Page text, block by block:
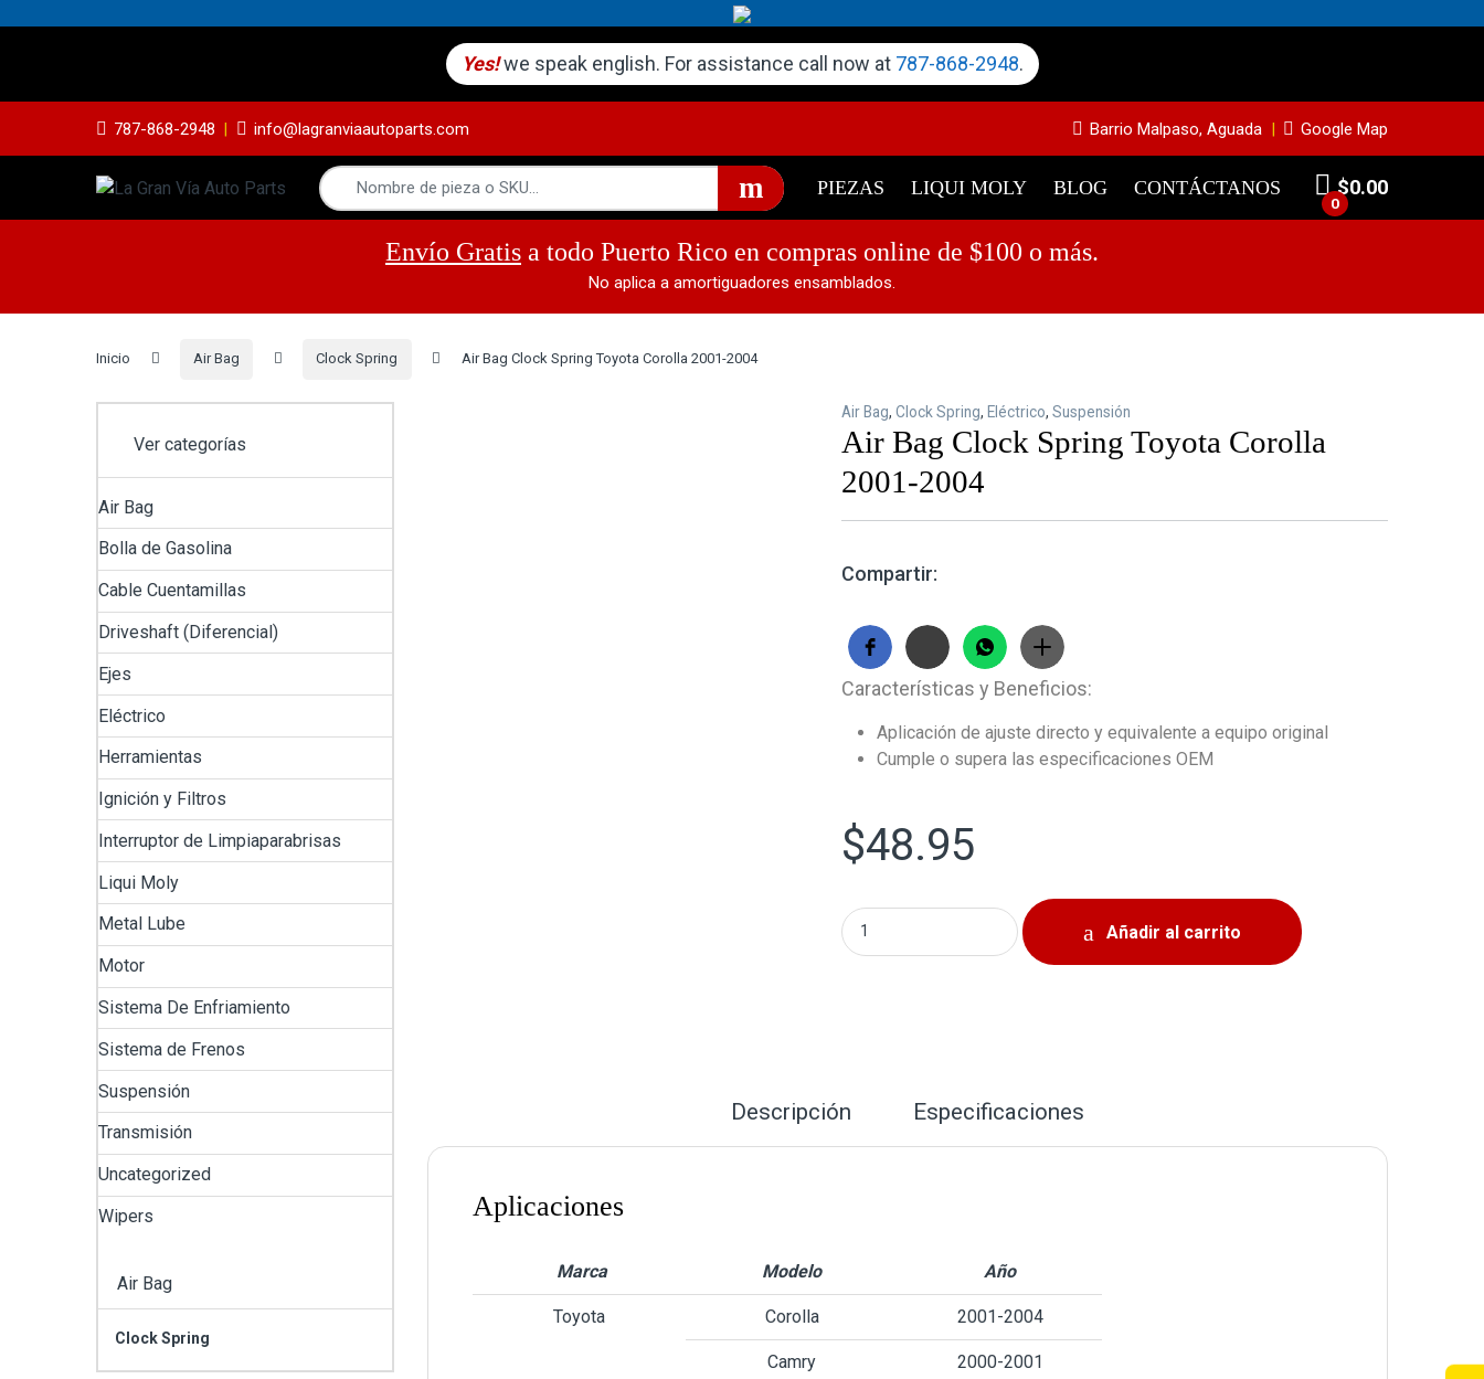
Yes! we speak english. For assistance call now at 787-868-2948.
787-868-2948 info@lagranviaautoparts.com Barrio Malpaso, Aguada Google Map
PIEZAS LIQUI MOLY BLOG CONTÁCTANOS
0
$0.00
Envío Gratis a todo Puerto Rico en compras online de $100 o más.
No aplica a amortiguadores ensamblados.
Inicio Air Bag Clock Spring Air Bag Clock Spring Toyota Corolla 2001-2004
Air Bag, Clock Spring, Eléctrico, Suspensión
Air Bag Clock Spring Toyota Corolla
2001-2004
Compartir:
Características y Beneficios:
Aplicación de ajuste directo y equivalente a equipo original
Cumple o supera las especificaciones OEM
$48.95
Air Bag Clock Spring Toyota Corolla 2001-2004 quantity
Añadir al carrito
Descripción Especificaciones
Aplicaciones
Marca Modelo Año
Toyota Corolla 2001-2004
Camry 2000-2001
Ver categorías
Air Bag
Bolla de Gasolina
Cable Cuentamillas
Driveshaft (Diferencial)
Ejes
Eléctrico
Herramientas
Ignición y Filtros
Interruptor de Limpiaparabrisas
Liqui Moly
Metal Lube
Motor
Sistema De Enfriamiento
Sistema de Frenos
Suspensión
Transmisión
Uncategorized
Wipers
Air Bag
Clock Spring